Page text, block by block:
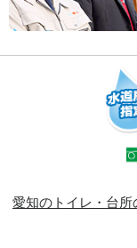
愛知のトイレ・台